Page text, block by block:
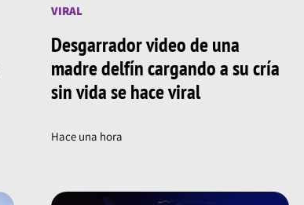
VIRAL
Desgarrador video de una
madre delfín cargando a su cría
sin vida se hace viral
Hace una hora